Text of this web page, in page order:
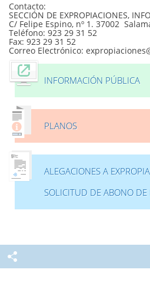
Contacto:
SECCIÓN DE EXPROPIACIONES,
C/ Felipe Espino, nº 1. 37002
Teléfono: 923 29 31 52
Fax: 923 29 31 52
Correo Electrónico:
INFORMACIÓN PÚBLICA
PLANOS
ALEGACIONES A
SOLICITUD DE ABONO DE